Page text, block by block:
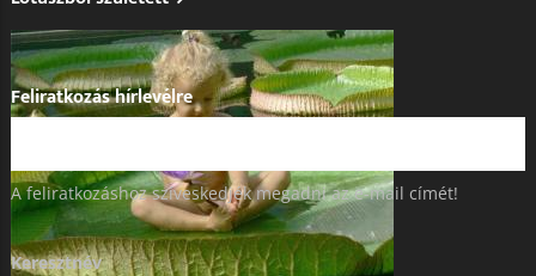
Feliratkozás hírlevélre
A feliratkozáshoz szíveskedjék megadni az e-mail címét!
Keresztnév